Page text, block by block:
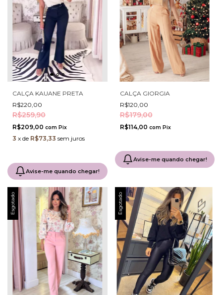
CALÇA KAUANE PRETA
R$220,00
R$259,90
R$209,00 com Pix
3 x de R$73,33 sem juros
Avise-me quando chegar!
CALÇA GIORGIA
R$120,00
R$179,00
R$114,00 com Pix
Avise-me quando chegar!
Esgotado Esgotado